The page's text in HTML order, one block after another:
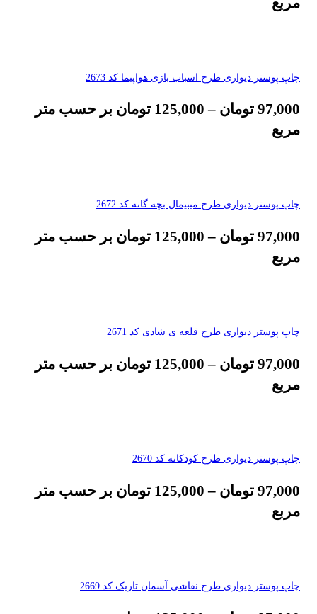
چاپ پوستر دیواری طرح اسباب بازی هواپیما کد 2673
97,000 تومان –
125,000 تومان بر حسب متر
مربع
چاپ پوستر دیواری طرح مینیمال بچه گانه کد 2672
97,000 تومان –
125,000 تومان بر حسب متر
مربع
چاپ پوستر دیواری طرح قلعه ی شادی کد 2671
97,000 تومان –
125,000 تومان بر حسب متر
مربع
چاپ پوستر دیواری طرح کودکانه کد 2670
97,000 تومان –
125,000 تومان بر حسب متر
مربع
چاپ پوستر دیواری طرح نقاشی آسمان تاریک کد 2669